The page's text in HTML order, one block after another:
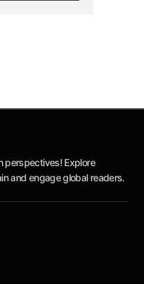
perspectives! Explore
and engage global readers.